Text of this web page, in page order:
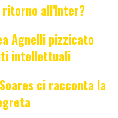
ritorno all'Inter?
Agnelli pizzicato
intellettuali
ci racconta la